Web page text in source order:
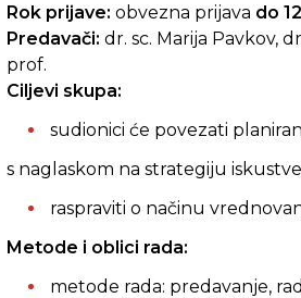
Rok prijave: obvezna prijava do
Predavači: dr. sc. Marija Pavkov,
prof.
Ciljevi skupa:
sudionici će povezati
s naglaskom na strategiju
raspraviti o načinu
Metode i oblici rada:
metode rada: predavanje,